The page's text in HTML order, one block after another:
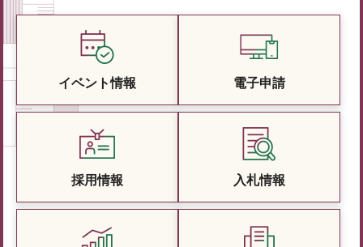
イベント情報 電子申請
採用情報 入札情報